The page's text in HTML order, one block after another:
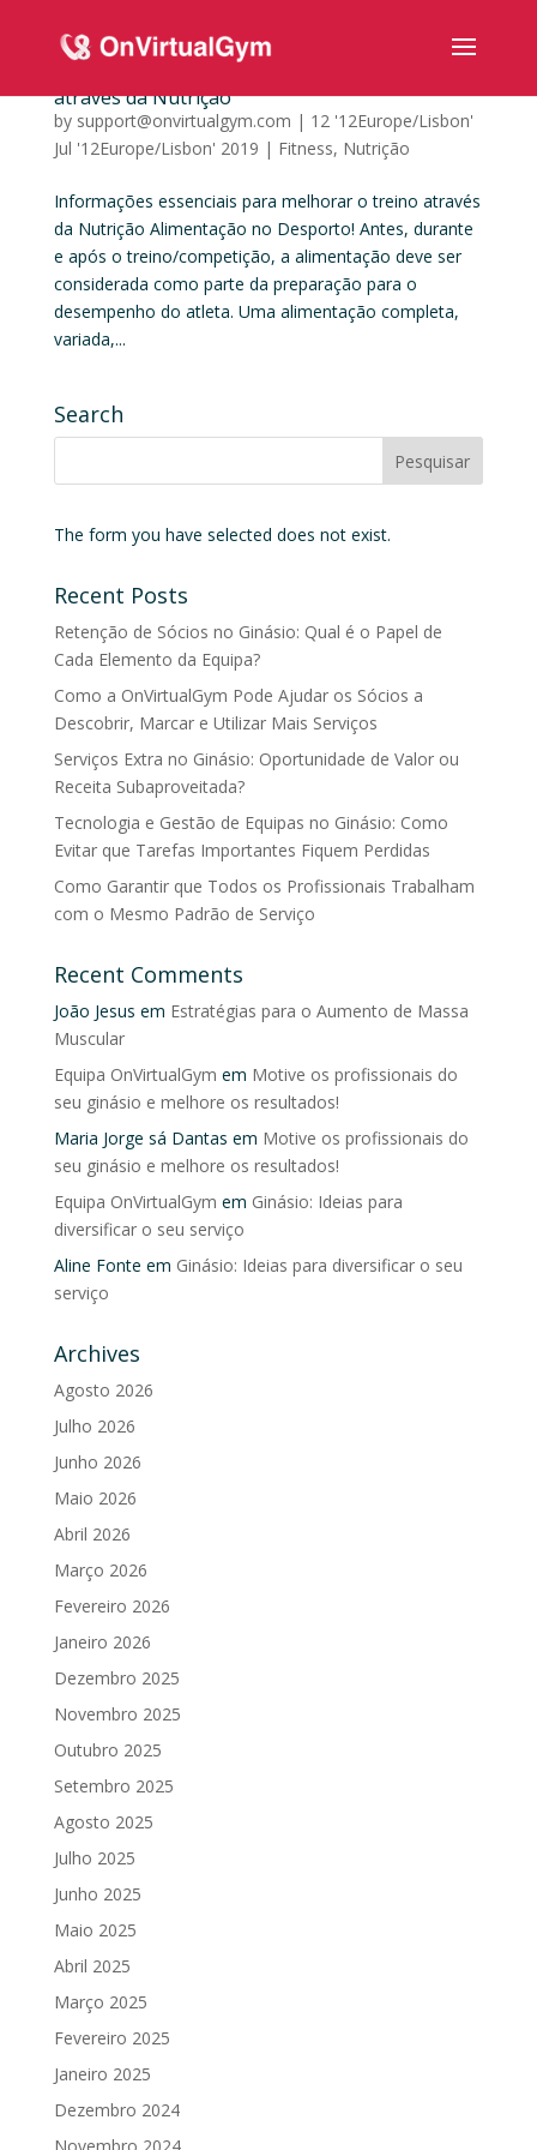
através da Nutrição
by support@onvirtualgym.com | 12 '12Europe/Lisbon'
Jul '12Europe/Lisbon' 2019 | Fitness, Nutrição
Informações essenciais para melhorar o treino através
da Nutrição Alimentação no Desporto! Antes, durante
e após o treino/competição, a alimentação deve ser
considerada como parte da preparação para o
desempenho do atleta. Uma alimentação completa,
variada,...
Search
The form you have selected does not exist.
Recent Posts
Retenção de Sócios no Ginásio: Qual é o Papel de
Cada Elemento da Equipa?
Como a OnVirtualGym Pode Ajudar os Sócios a
Descobrir, Marcar e Utilizar Mais Serviços
Serviços Extra no Ginásio: Oportunidade de Valor ou
Receita Subaproveitada?
Tecnologia e Gestão de Equipas no Ginásio: Como
Evitar que Tarefas Importantes Fiquem Perdidas
Como Garantir que Todos os Profissionais Trabalham
com o Mesmo Padrão de Serviço
Recent Comments
João Jesus em Estratégias para o Aumento de Massa
Muscular
Equipa OnVirtualGym em Motive os profissionais do
seu ginásio e melhore os resultados!
Maria Jorge sá Dantas em Motive os profissionais do
seu ginásio e melhore os resultados!
Equipa OnVirtualGym em Ginásio: Ideias para
diversificar o seu serviço
Aline Fonte em Ginásio: Ideias para diversificar o seu
serviço
Archives
Agosto 2026
Julho 2026
Junho 2026
Maio 2026
Abril 2026
Março 2026
Fevereiro 2026
Janeiro 2026
Dezembro 2025
Novembro 2025
Outubro 2025
Setembro 2025
Agosto 2025
Julho 2025
Junho 2025
Maio 2025
Abril 2025
Março 2025
Fevereiro 2025
Janeiro 2025
Dezembro 2024